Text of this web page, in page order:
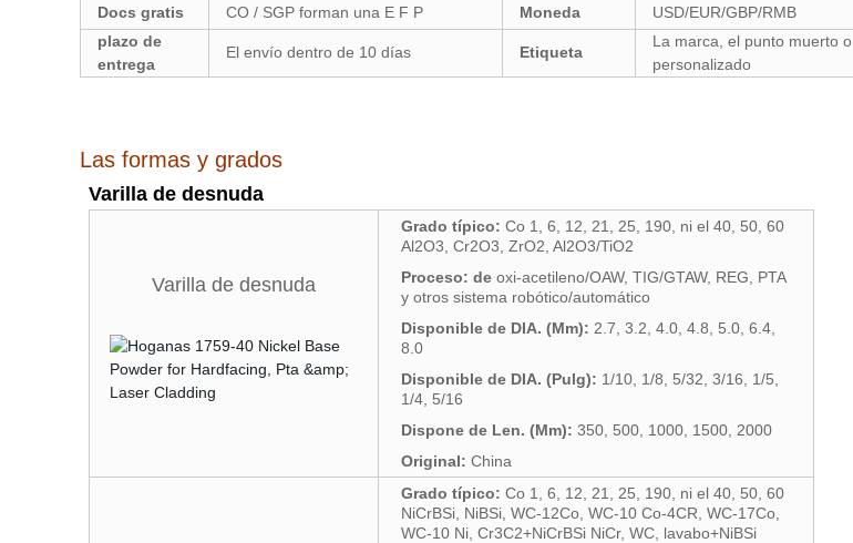
Docs gratis CO / SGP forman una E F P Moneda
USD/EUR/GBP/RMB
plazo de
entrega
El envío dentro de 10 días Etiqueta
La marca, el punto muerto o
personalizado
Las formas y grados
Varilla de desnuda
Varilla de desnuda
Grado típico: Co 1, 6, 12, 21, 25, 190, ni el 40, 50, 60
Al2O3, Cr2O3, ZrO2, Al2O3/TiO2
Proceso: de oxi-acetileno/OAW, TIG/GTAW, REG, PTA
y otros sistema robótico/automático
Disponible de DIA. (Mm): 2.7, 3.2, 4.0, 4.8, 5.0, 6.4,
8.0
Disponible de DIA. (Pulg): 1/10, 1/8, 5/32, 3/16, 1/5,
1/4, 5/16
Dispone de Len. (Mm): 350, 500, 1000, 1500, 2000
Original: China
Grado típico: Co 1, 6, 12, 21, 25, 190, ni el 40, 50, 60
NiCrBSi, NiBSi, WC-12Co, WC-10 Co-4CR, WC-17Co,
WC-10 Ni, Cr3C2+NiCrBSi NiCr, WC, lavabo+NiBSi